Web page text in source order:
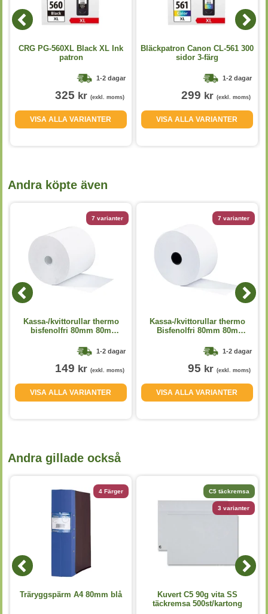
CRG PG-560XL Black XL Ink
patron
1-2 dagar
325 kr (exkl. moms)
VISA ALLA VARIANTER
Bläckpatron Canon CL-561 300
sidor 3-färg
1-2 dagar
299 kr (exkl. moms)
VISA ALLA VARIANTER
Andra köpte även
7 varianter
Kassa-/kvittorullar thermo
bisfenolfri 80mm 80m
1-2 dagar
149 kr (exkl. moms)
VISA ALLA VARIANTER
7 varianter
Kassa-/kvittorullar thermo
Bisfenolfri 80mm 80m
1-2 dagar
95 kr (exkl. moms)
VISA ALLA VARIANTER
Andra gillade också
4 Färger
Träryggspärm A4 80mm blå
C5 täckremsa
3 varianter
Kuvert C5 90g vita SS
täckremsa 500st/kartong